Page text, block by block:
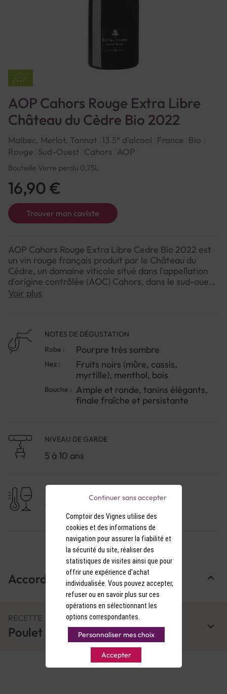
AOP Cahors Rouge Extra Libre
Château du Cèdre Bio 2022
Malbec, Merlot, Tannat 13.5° d'alcool France
Bio
Rouge Sud-Ouest Cahors AOP
Bouteille Verre perdu 0,75L
Trouver mon caviste
16,90 €
AOP Cahors Rouge Extra Libre Cedre Bio 2022 est
un vin rouge français produit par le Château du
Cèdre, un domaine viticole situé dans l'appellation
d'origine contrôlée (AOC) Cahors, dans le sud-ouest
de la France. Le vin est composé de 90 % de Malbec,
de Hautes terrasses du Mindel. Le vin est vinifié
sans ajout de sulfites et élevé pendant 12 mois en
fûts de chêne. Le vin présente une robe pourpre
très sombre, opaque même. Au nez, on découvre
des arômes fins et frais de fruits noirs (mûre, cassis,
myrtille), de menthol et de bois. La bouche est
ample et ronde, avec des tanins élégants et une
finale fraîche et persistante. Ce vin est idéal à
Voir plus
NOTES DE DÉGUSTATION
Robe :
Pourpre très sombre
Nez :
Fruits noirs (mûre, cassis,
myrtille), menthol, bois
Bouche : Ample et ronde, tanins élégants,
finale fraîche et persistante
NIVEAU DE GARDE
5 à 10 ans
TEMPÉRATURE DE SERVICE
17-18°C
Accords Mets & Vins
RECETTE
Poulet basquaise
Comptoir des Vignes utilise des
cookies et des informations de
navigation pour assurer la fiabilité et
la sécurité du site, réaliser des
statistiques de visites ainsi que pour
offrir une expérience d'achat
individualisée. Vous pouvez accepter,
refuser ou en savoir plus sur ces
opérations en sélectionnant les
options correspondantes.
Personnaliser mes choix
Accepter
Continuer sans accepter